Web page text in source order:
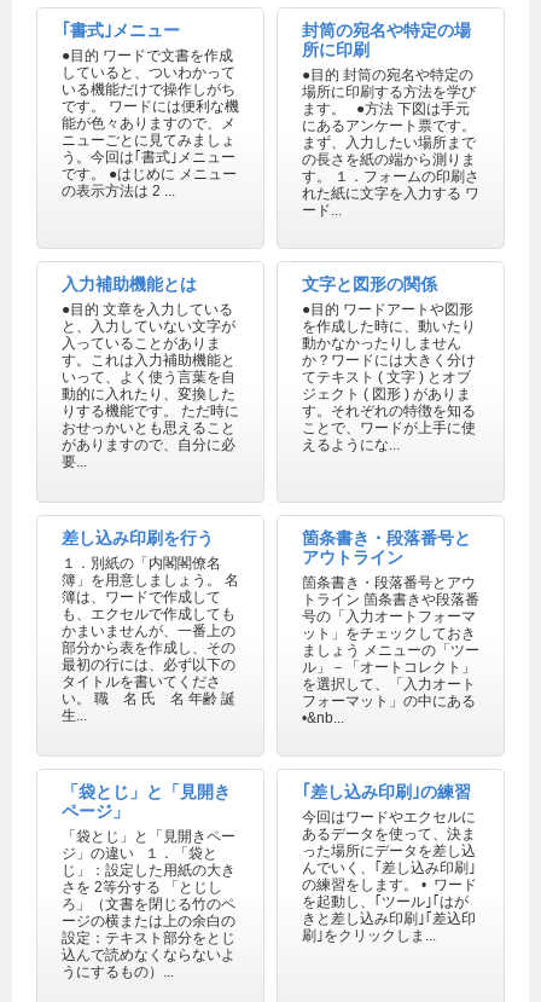
｢書式｣メニュー
●目的 ワードで文書を作成
していると、ついわかって
いる機能だけで操作しがち
です。 ワードには便利な機
能が色々ありますので、メ
ニューごとに見てみましょ
う。今回は｢書式｣メニュー
です。 ●はじめに メニュー
の表示方法は 2 ...
封筒の宛名や特定の場
所に印刷
●目的 封筒の宛名や特定の
場所に印刷する方法を学び
ます。 ●方法 下図は手元
にあるアンケート票です。
まず、入力したい場所まで
の長さを紙の端から測りま
す。 １．フォームの印刷さ
れた紙に文字を入力する ワ
ード...
入力補助機能とは
●目的 文章を入力している
と、入力していない文字が
入っていることがありま
す。これは入力補助機能と
いって、よく使う言葉を自
動的に入れたり、変換した
りする機能です。 ただ時に
おせっかいとも思えること
がありますので、自分に必
要...
文字と図形の関係
●目的 ワードアートや図形
を作成した時に、動いたり
動かなかったりしません
か？ワードには大きく分け
てテキスト ( 文字 ) とオブ
ジェクト ( 図形 ) がありま
す。それぞれの特徴を知る
ことで、ワードが上手に使
えるようにな...
差し込み印刷を行う
１．別紙の「内閣閣僚名
簿」を用意しましょう。 名
簿は、ワードで作成して
も、エクセルで作成しても
かまいませんが、一番上の
部分から表を作成し、その
最初の行には、必ず以下の
タイトルを書いてくださ
い。 職 名 氏 名 年齢 誕
生...
箇条書き・段落番号と
アウトライン
箇条書き・段落番号とアウ
トライン 箇条書きや段落番
号の「入力オートフォーマ
ット」をチェックしておき
ましょう メニューの「ツー
ル」－「オートコレクト」
を選択して、「入力オート
フォーマット」の中にある
•&nb...
「袋とじ」と「見開き
ページ」
「袋とじ」と「見開きペー
ジ」の違い １．「袋と
じ」：設定した用紙の大き
さを 2等分する 「とじし
ろ」（文書を閉じる竹のペ
ージの横または上の余白の
設定：テキスト部分をとじ
込んで読めなくならないよ
うにするもの）...
｢差し込み印刷｣の練習
今回はワードやエクセルに
あるデータを使って、決ま
った場所にデータを差し込
んでいく、｢差し込み印刷｣
の練習をします。 • ワード
を起動し、｢ツール｣｢はが
きと差し込み印刷｣｢差込印
刷｣をクリックしま...